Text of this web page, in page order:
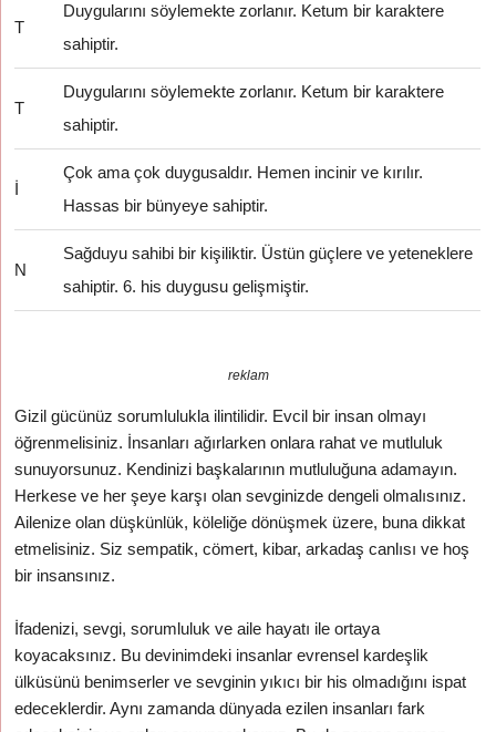
T
Duygularını söylemekte zorlanır. Ketum bir karaktere
sahiptir.
T
Duygularını söylemekte zorlanır. Ketum bir karaktere
sahiptir.
İ
Çok ama çok duygusaldır. Hemen incinir ve kırılır.
Hassas bir bünyeye sahiptir.
N
Sağduyu sahibi bir kişiliktir. Üstün güçlere ve yeteneklere
sahiptir. 6. his duygusu gelişmiştir.
reklam
Gizil gücünüz sorumlulukla ilintilidir. Evcil bir insan olmayı
öğrenmelisiniz. İnsanları ağırlarken onlara rahat ve mutluluk
sunuyorsunuz. Kendinizi başkalarının mutluluğuna adamayın.
Herkese ve her şeye karşı olan sevginizde dengeli olmalısınız.
Ailenize olan düşkünlük, köleliğe dönüşmek üzere, buna dikkat
etmelisiniz. Siz sempatik, cömert, kibar, arkadaş canlısı ve hoş
bir insansınız.
İfadenizi, sevgi, sorumluluk ve aile hayatı ile ortaya
koyacaksınız. Bu devinimdeki insanlar evrensel kardeşlik
ülküsünü benimserler ve sevginin yıkıcı bir his olmadığını ispat
edeceklerdir. Aynı zamanda dünyada ezilen insanları fark